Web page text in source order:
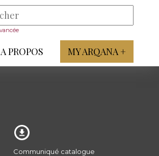
A PROPOS MY ARQANA +
Communiqué catalogue